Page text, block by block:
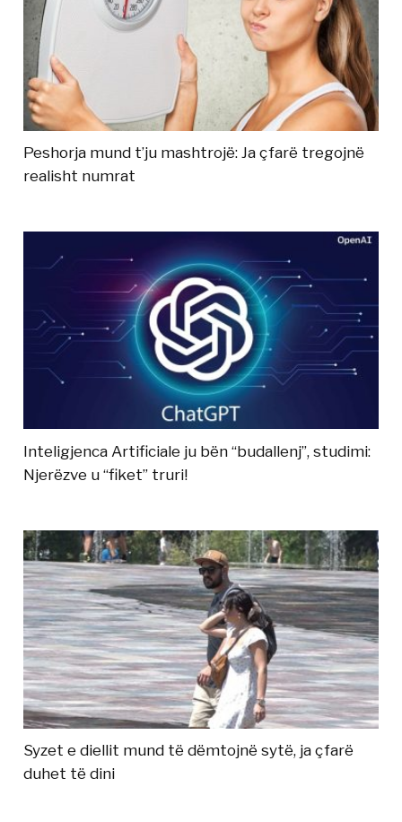
Peshorja mund t’ju mashtrojë: Ja çfarë tregojnë
realisht numrat
Inteligjenca Artificiale ju bën “budallenj”, studimi:
Njerëzve u “fiket” truri!
Syzet e diellit mund të dëmtojnë sytë, ja çfarë
duhet të dini